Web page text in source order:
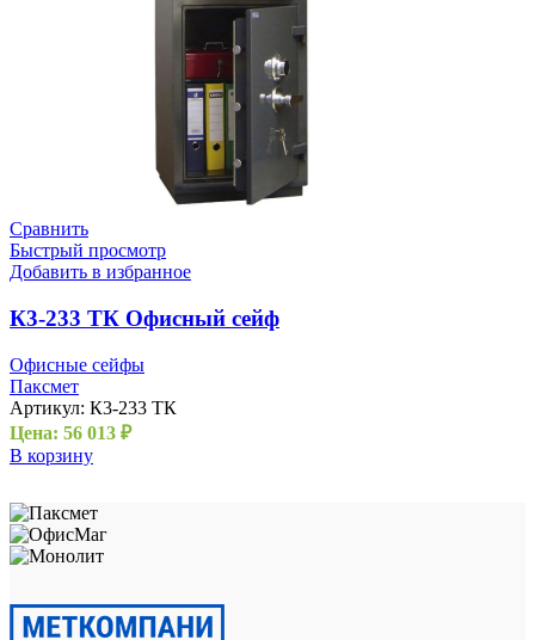
Сравнить
Быстрый просмотр
Добавить в избранное
К3-233 ТК Офисный сейф
Офисные сейфы
Паксмет
Артикул: К3-233 ТК
Цена: 56 013 ₽
В корзину